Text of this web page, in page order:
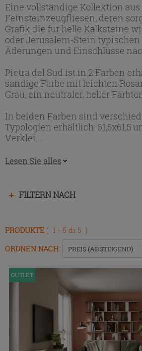
Eine vollständige Kollektion aus
Feinsteinzeugfliesen, deren
Grafik die für helle Kalksteine
oder Jerusalem-Stein
Äderungen und Einschlüsse
Pietra del Sud ist in 2 Farben
sandige Farbe mit leichten
Grau, ein neutraler, heller
In beiden Farben sind
Typologien erhältlich: 61,5x61,5
Verklei...
Lesen Sie alles
FILTERN NACH
Drücken
um
das
ein-
bzw.
auszublenden.
PRODUKTE ( 1 - 5 di 5 )
ORDNEN NACH: PREIS (ABSTEIGEND)
OUTLET